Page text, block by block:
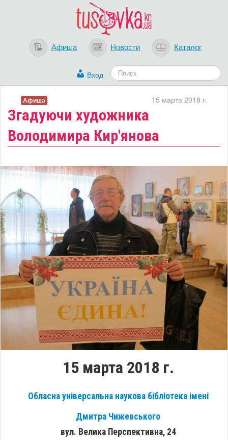
Афиша Новости Каталог
Вход
Згадуючи художника
Володимира Кир'янова
15 марта 2018 г.
Афиша
15 марта 2018 г.
Обласна універсальна наукова бібліотека імені
Дмитра Чижевського
вул. Велика Перспективна, 24